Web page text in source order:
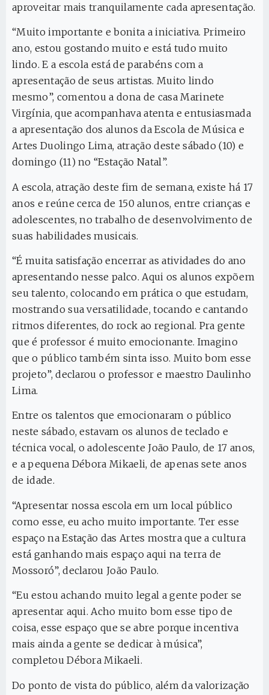
aproveitar mais tranquilamente cada apresentação.
“Muito importante e bonita a iniciativa. Primeiro
ano, estou gostando muito e está tudo muito
lindo. E a escola está de parabéns com a
apresentação de seus artistas. Muito lindo
mesmo”, comentou a dona de casa Marinete
Virgínia, que acompanhava atenta e entusiasmada
a apresentação dos alunos da Escola de Música e
Artes Duolingo Lima, atração deste sábado (10) e
domingo (11) no “Estação Natal”.
A escola, atração deste fim de semana, existe há 17
anos e reúne cerca de 150 alunos, entre crianças e
adolescentes, no trabalho de desenvolvimento de
suas habilidades musicais.
“É muita satisfação encerrar as atividades do ano
apresentando nesse palco. Aqui os alunos expõem
seu talento, colocando em prática o que estudam,
mostrando sua versatilidade, tocando e cantando
ritmos diferentes, do rock ao regional. Pra gente
que é professor é muito emocionante. Imagino
que o público também sinta isso. Muito bom esse
projeto”, declarou o professor e maestro Daulinho
Lima.
Entre os talentos que emocionaram o público
neste sábado, estavam os alunos de teclado e
técnica vocal, o adolescente João Paulo, de 17 anos,
e a pequena Débora Mikaeli, de apenas sete anos
de idade.
“Apresentar nossa escola em um local público
como esse, eu acho muito importante. Ter esse
espaço na Estação das Artes mostra que a cultura
está ganhando mais espaço aqui na terra de
Mossoró”, declarou João Paulo.
“Eu estou achando muito legal a gente poder se
apresentar aqui. Acho muito bom esse tipo de
coisa, esse espaço que se abre porque incentiva
mais ainda a gente se dedicar à música”,
completou Débora Mikaeli.
Do ponto de vista do público, além da valorização